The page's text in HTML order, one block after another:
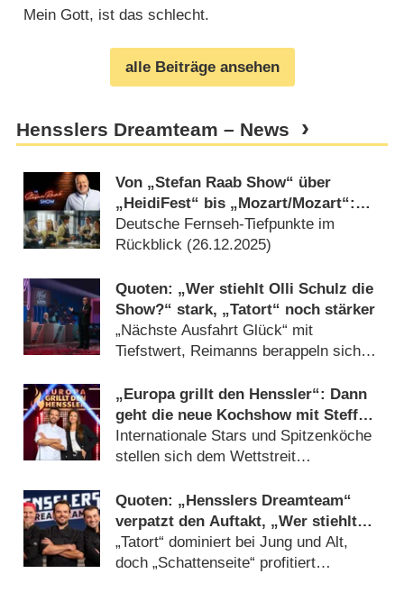
Mein Gott, ist das schlecht.
alle Beiträge ansehen
Hensslers Dreamteam – News
Von „Stefan Raab Show“ über
„HeidiFest“ bis „Mozart/​Mozart“:
Das waren die größten TV-Flops
2025
Deutsche Fernseh-Tiefpunkte im
Rückblick (26.12.2025)
Quoten: „Wer stiehlt Olli Schulz die
Show?“ stark, „Tatort“ noch stärker
„Nächste Ausfahrt Glück“ mit
Tiefstwert, Reimanns berappeln sich
„Europa grillt den Henssler“: Dann
geht die neue Kochshow mit Steffen
Henssler an den Start
Internationale Stars und Spitzenköche
stellen sich dem Wettstreit
Quoten: „Hensslers Dreamteam“
verpatzt den Auftakt, „Wer stiehlt
mir die Show?“ bleibt stabil
„Tatort“ dominiert bei Jung und Alt,
doch „Schattenseite“ profitiert